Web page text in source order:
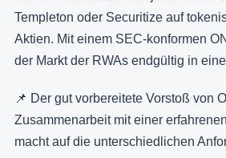
Templeton oder Securitize auf
Aktien. Mit einem SEC-konformen
der Markt der RWAs endgültig in
📌 Der gut vorbereitete Vorstoß von
Zusammenarbeit mit einer
macht auf die unterschiedlichen